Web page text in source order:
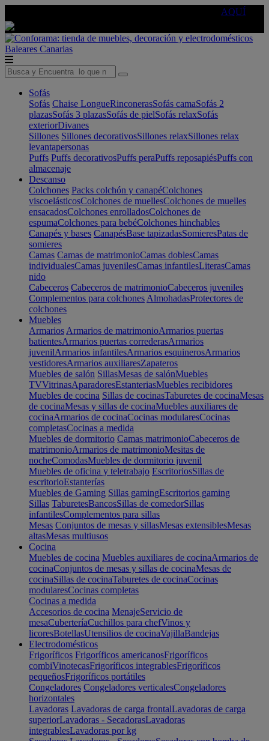
AQUÍ
Baleares Canarias
Sofás
Sofás Chaise LongueRinconerasSofás camaSofás 2
plazasSofás 3 plazasSofás de pielSofás relaxSofás
exteriorDivanes
Sillones Sillones decorativosSillones relaxSillones relax
levantapersonas
Puffs Puffs decorativosPuffs peraPuffs reposapiésPuffs con
almacenaje
Descanso
Colchones Packs colchón y canapéColchones
viscoelásticosColchones de muellesColchones de muelles
ensacadosColchones enrolladosColchones de
espumaColchones para bebéColchones hinchables
Canapés y bases CanapésBase tapizadasSomieresPatas de
somieres
Camas Camas de matrimonioCamas doblesCamas
individualesCamas juvenilesCamas infantilesLiterasCamas
nido
Cabeceros Cabeceros de matrimonioCabeceros juveniles
Complementos para colchones AlmohadasProtectores de
colchones
Muebles
Armarios Armarios de matrimonioArmarios puertas
batientesArmarios puertas correderasArmarios
juvenilArmarios infantilesArmarios esquinerosArmarios
vestidoresArmarios auxiliaresZapateros
Muebles de salón SillasMesas de salónMuebles
TVVitrinasAparadoresEstanteriasMuebles recibidores
Muebles de cocina Sillas de cocinasTaburetes de cocinaMesas
de cocinaMesas y sillas de cocinaMuebles auxiliares de
cocinaArmarios de cocinaCocinas modularesCocinas
completasCocinas a medida
Muebles de dormitorio Camas matrimonioCabeceros de
matrimonioArmarios de matrimonioMesitas de
nocheComodasMuebles de dormitorio juvenil
Muebles de oficina y teletrabajo EscritoriosSillas de
escritorioEstanterías
Muebles de Gaming Sillas gamingEscritorios gaming
Sillas TaburetesBancosSillas de comedorSillas
infantilesComplementos para sillas
Mesas Conjuntos de mesas y sillasMesas extensiblesMesas
altasMesas multiusos
Cocina
Muebles de cocina Muebles auxiliares de cocinaArmarios de
cocinaConjuntos de mesas y sillas de cocinaMesas de
cocinaSillas de cocinaTaburetes de cocinaCocinas
modularesCocinas completas
Cocinas a medida
Accesorios de cocina MenajeServicio de
mesaCuberteríaCuchillos para chefVinos y
licoresBotellasUtensilios de cocinaVajillaBandejas
Electrodomésticos
Frigoríficos Frigoríficos americanosFrigoríficos
combiVinotecasFrigoríficos integrablesFrigoríficos
pequeñosFrigoríficos portátiles
Congeladores Congeladores verticalesCongeladores
horizontales
Lavadoras Lavadoras de carga frontalLavadoras de carga
superiorLavadoras - SecadorasLavadoras
integrablesLavadoras por kg